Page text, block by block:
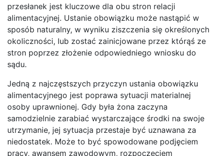
przesłanek jest kluczowe dla obu stron relacji
alimentacyjnej. Ustanie obowiązku może nastąpić w
sposób naturalny, w wyniku ziszczenia się określonych
okoliczności, lub zostać zainicjowane przez którąś ze
stron poprzez złożenie odpowiedniego wniosku do
sądu.
Jedną z najczęstszych przyczyn ustania obowiązku
alimentacyjnego jest poprawa sytuacji materialnej
osoby uprawnionej. Gdy była żona zaczyna
samodzielnie zarabiać wystarczające środki na swoje
utrzymanie, jej sytuacja przestaje być uznawana za
niedostatek. Może to być spowodowane podjęciem
pracy, awansem zawodowym, rozpoczęciem